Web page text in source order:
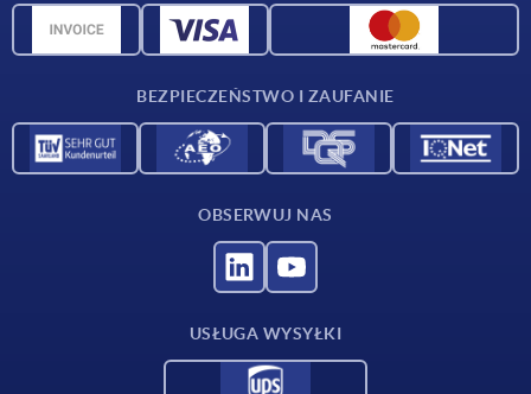
Dane CAD
BEZPIECZEŃSTWO I ZAUFANIE
OBSERWUJ NAS
USŁUGA WYSYŁKI